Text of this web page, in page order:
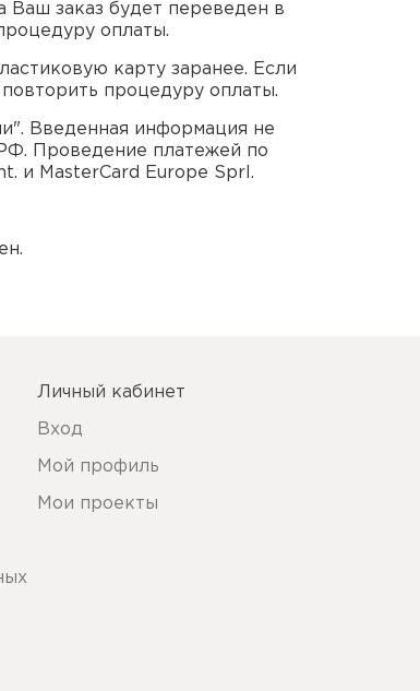
Ваш заказ будет переведен в
оплаты.
карту заранее. Если
процедуру оплаты.
Введенная информация не
Проведение платежей по
и MasterCard Europe Sprl.
Личный кабинет
Вход
Мой профиль
Мои проекты